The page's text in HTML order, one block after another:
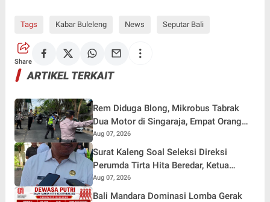
Tags Kabar Buleleng News Seputar Bali
Share
ARTIKEL TERKAIT
Rem Diduga Blong, Mikrobus Tabrak
Dua Motor di Singaraja, Empat Orang
Terluka
Aug 07, 2026
Surat Kaleng Soal Seleksi Direksi
Perumda Tirta Hita Beredar, Ketua
Pansel: Kenapa Tidak Gunakan Masa
Sanggah?
Aug 07, 2026
Bali Mandara Dominasi Lomba Gerak